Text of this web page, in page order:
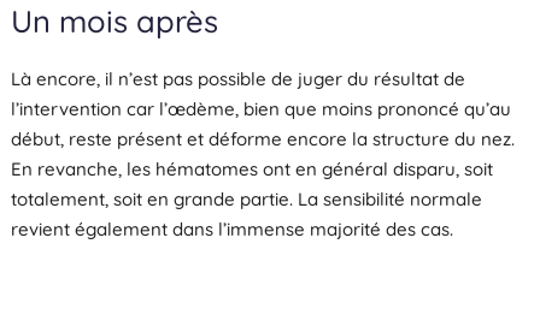
Un mois après
Là encore, il n’est pas possible de juger du résultat de
l’intervention car l’œdème, bien que moins prononcé qu’au
début, reste présent et déforme encore la structure du nez.
En revanche, les hématomes ont en général disparu, soit
totalement, soit en grande partie. La sensibilité normale
revient également dans l’immense majorité des cas.